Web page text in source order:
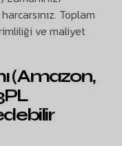
Toplam
ve maliyet
(Amazon,